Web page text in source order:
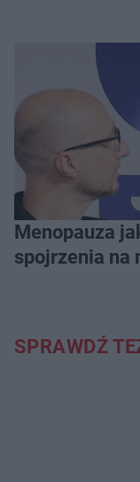
Menopauza
spojrzenia na
SPRAWDŹ